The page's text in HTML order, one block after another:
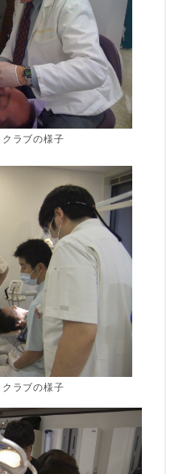
ラブの様子
ラブの様子